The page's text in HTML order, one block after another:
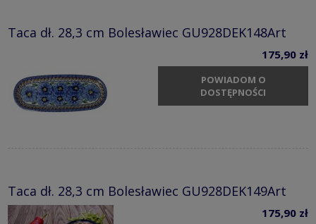
Taca dł. 28,3 cm Bolesławiec GU928DEK148Art
175,90 zł
POWIADOM O
DOSTĘPNOŚCI
Taca dł. 28,3 cm Bolesławiec GU928DEK149Art
175,90 zł